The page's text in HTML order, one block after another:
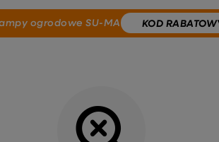
ogrodowe SU-MA KOD